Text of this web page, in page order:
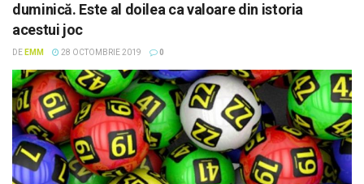
duminică. Este al doilea ca valoare din istoria
acestui joc
DE EMM 28 OCTOMBRIE 2019 0